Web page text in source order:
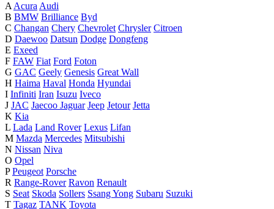
A Acura Audi
B BMW Brilliance Byd
C Changan Chery Chevrolet Chrysler Citroen
D Daewoo Datsun Dodge Dongfeng
E Exeed
F FAW Fiat Ford Foton
G GAC Geely Genesis Great Wall
H Haima Haval Honda Hyundai
I Infiniti Iran Isuzu Iveco
J JAC Jaecoo Jaguar Jeep Jetour Jetta
K Kia
L Lada Land Rover Lexus Lifan
M Mazda Mercedes Mitsubishi
N Nissan Niva
O Opel
P Peugeot Porsche
R Range-Rover Ravon Renault
S Seat Skoda Sollers Ssang Yong Subaru Suzuki
T Tagaz TANK Toyota